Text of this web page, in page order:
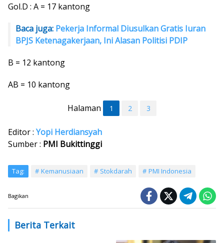
Gol.D : A = 17 kantong
Baca juga: Pekerja Informal Diusulkan Gratis Iuran
BPJS Ketenagakerjaan, Ini Alasan Politisi PDIP
B = 12 kantong
AB = 10 kantong
Halaman 1 2 3
Editor : Yopi Herdiansyah
Sumber : PMI Bukittinggi
Tag: Kemanusiaan Stokdarah PMI Indonesia
Bagikan
Berita Terkait